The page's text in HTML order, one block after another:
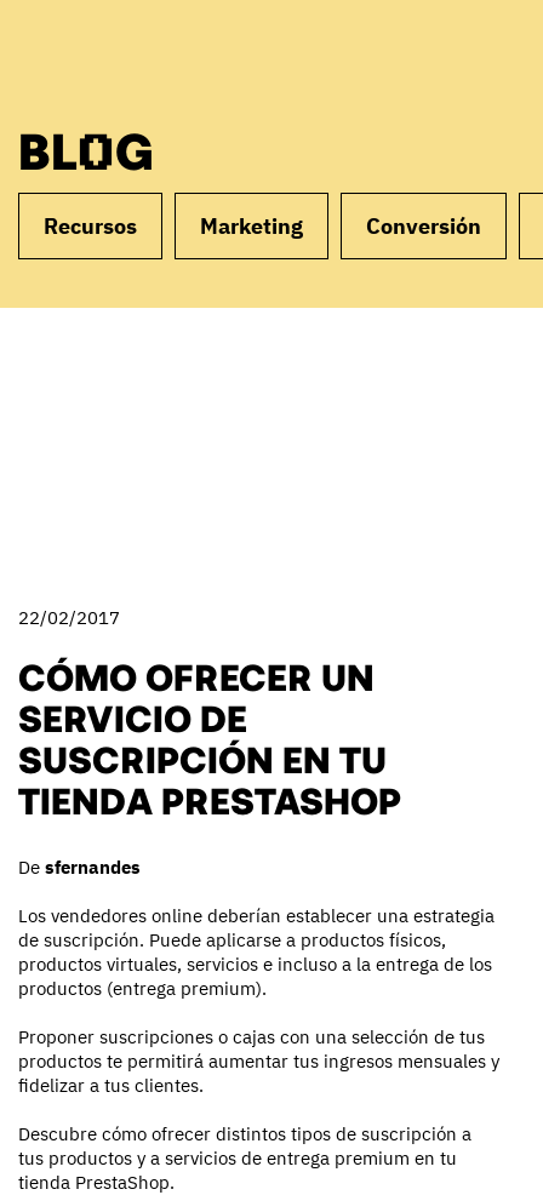
BLOG
Recursos Marketing Conversión
22/02/2017
CÓMO OFRECER UN
SERVICIO DE
SUSCRIPCIÓN EN TU
TIENDA PRESTASHOP
De sfernandes
Los vendedores online deberían establecer una estrategia
de suscripción. Puede aplicarse a productos físicos,
productos virtuales, servicios e incluso a la entrega de los
productos (entrega premium).
Proponer suscripciones o cajas con una selección de tus
productos te permitirá aumentar tus ingresos mensuales y
fidelizar a tus clientes.
Descubre cómo ofrecer distintos tipos de suscripción a
tus productos y a servicios de entrega premium en tu
tienda PrestaShop.